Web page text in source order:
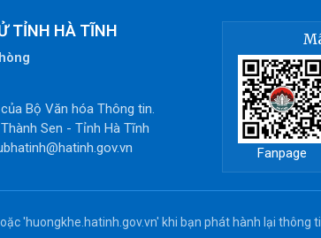
TỈNH HÀ TĨNH
Bộ Văn hóa Thông tin.
Sen - Tỉnh Hà Tĩnh
Fanpage
'huongkhe.hatinh.gov.vn' khi bạn phát hành lại thông